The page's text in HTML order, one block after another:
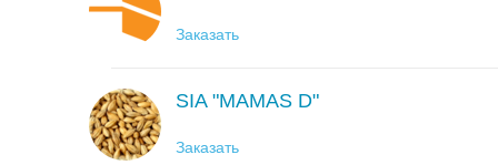
Заказать
SIA "MAMAS D"
Заказать